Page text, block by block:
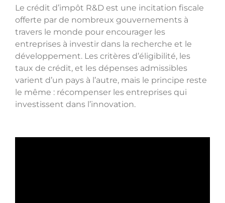
Le crédit d’impôt R&D est une incitation fiscale
offerte par de nombreux gouvernements à
travers le monde pour encourager les
entreprises à investir dans la recherche et le
développement. Les critères d’éligibilité, les
taux de crédit, et les dépenses admissibles
varient d’un pays à l’autre, mais le principe reste
le même : récompenser les entreprises qui
investissent dans l’innovation.